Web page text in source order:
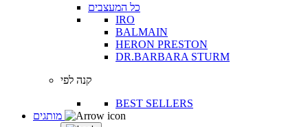
כל המעצבים
IRO
BALMAIN
HERON PRESTON
DR.BARBARA STURM
קנה לפי
BEST SELLERS